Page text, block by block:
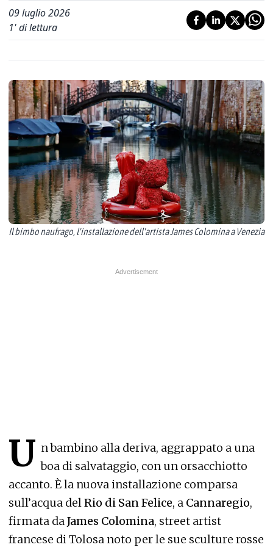
09 luglio 2026
1' di lettura
Il bimbo naufrago, l'installazione dell'artista James Colomina a Venezia
U n bambino alla deriva, aggrappato a una
boa di salvataggio, con un orsacchiotto
accanto. È la nuova installazione comparsa
sull’acqua delRio di San Felice, a Cannaregio,
firmata daJames Colomina, street artist
francese di Tolosa noto per le sue sculture rosse